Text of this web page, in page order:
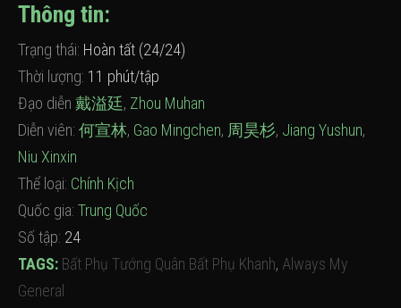
Thông tin:
Trạng thái: Hoàn tất (24/24)
Thời lượng: 11 phút/tập
Đạo diễn 戴溢廷, Zhou Muhan
Diễn viên: 何宣林, Gao Mingchen, 周昊杉, Jiang Yushun,
Niu Xinxin
Thể loại: Chính Kịch
Quốc gia: Trung Quốc
Số tập: 24
TAGS: Bất Phụ Tướng Quân Bất Phụ Khanh, Always My
General